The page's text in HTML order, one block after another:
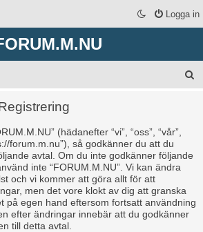
Logga in
(hädanefter “vi”, “oss”, “vår”,
forum.m.nu”), så godkänner du att du
avtal. Om du inte godkänner följande
inte “FORUM.M.NU”. Vi kan ändra
och vi kommer att göra allt för att
men det vore klokt av dig att granska
på egen hand eftersom fortsatt användning
efter ändringar innebär att du godkänner
till detta avtal.